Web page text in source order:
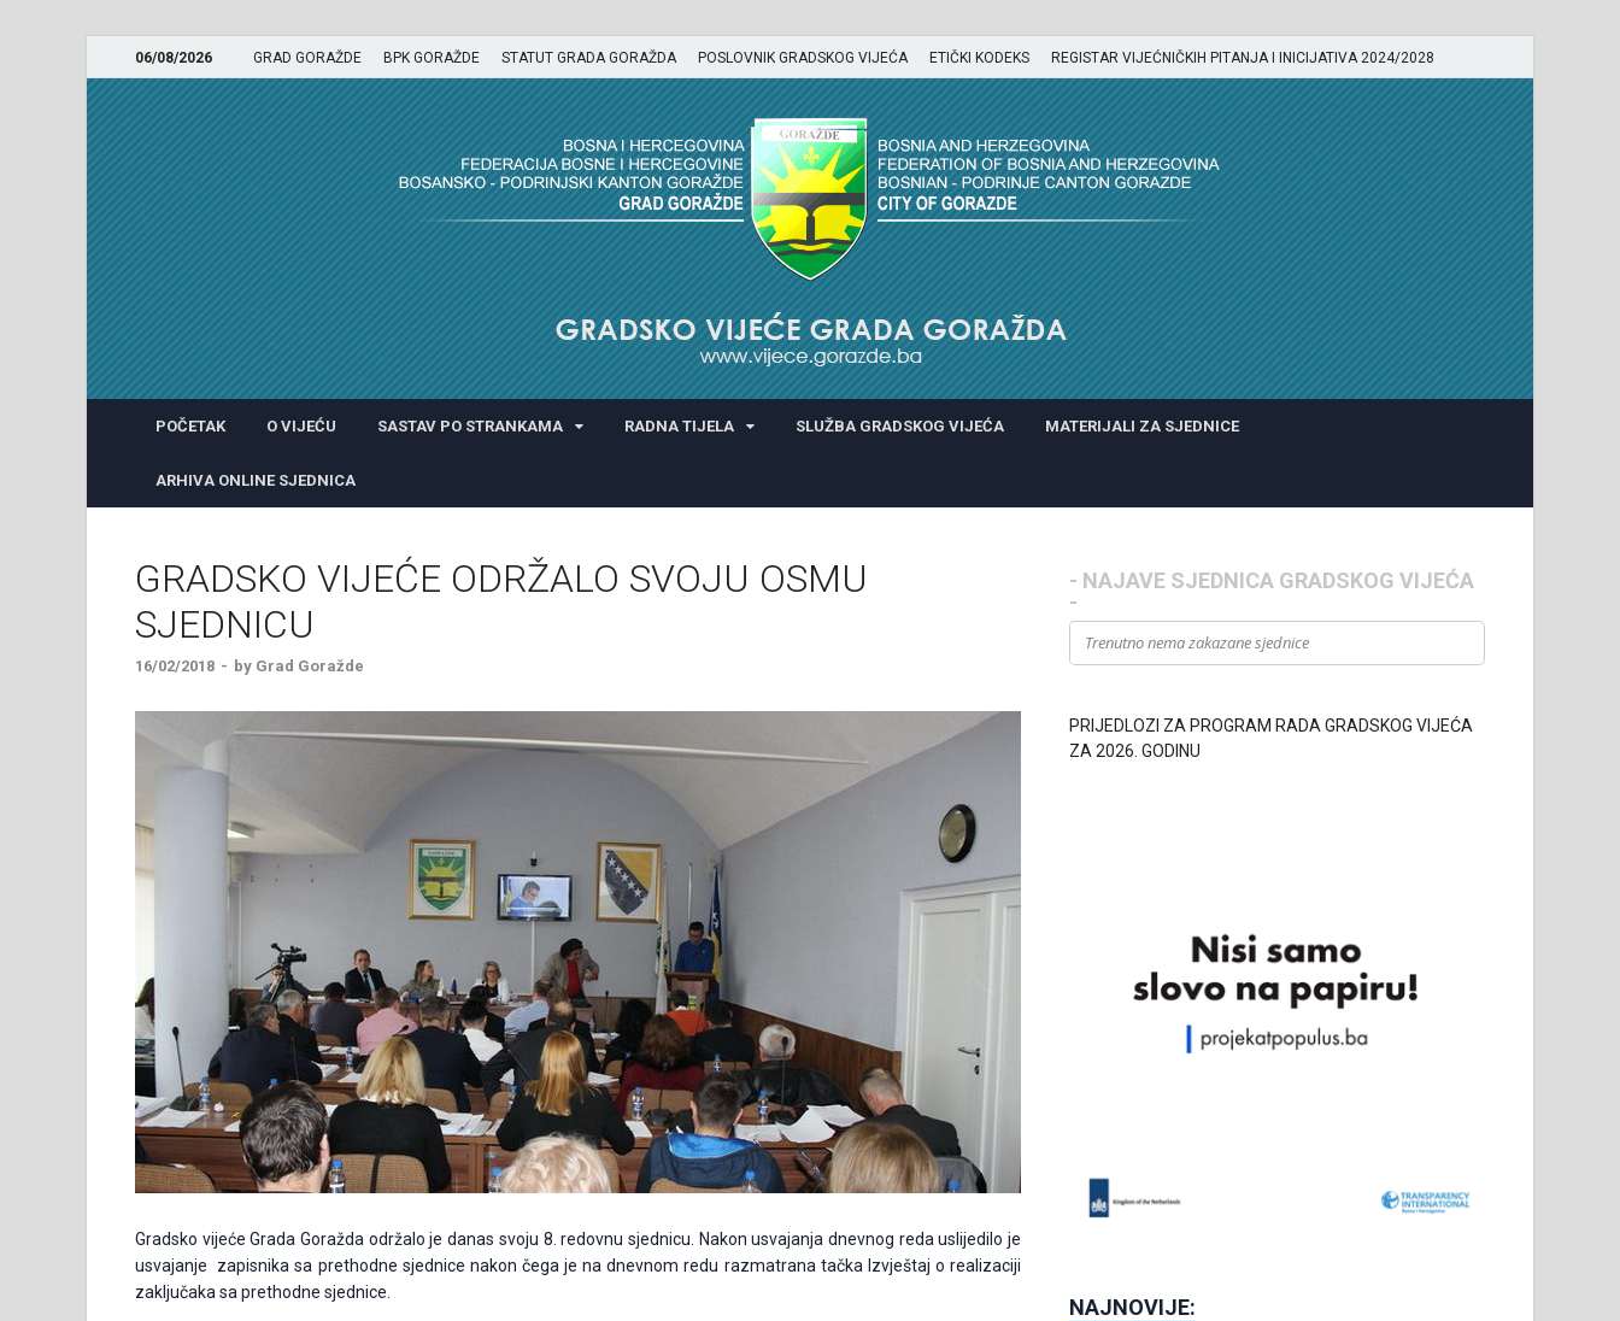
06/08/2026 GRAD GORAŽDE BPK GORAŽDE STATUT GRADA GORAŽDA POSLOVNIK GRADSKOG VIJEĆA ETIČKI KODEKS REGISTAR VIJEĆNIČKIH PITANJA I INICIJATIVA 2024/2028
GRADSKO VIJEĆE GRADA GORAŽDA
POČETAK O VIJEĆU SASTAV PO STRANKAMA RADNA TIJELA SLUŽBA GRADSKOG VIJEĆA MATERIJALI ZA SJEDNICE
ARHIVA ONLINE SJEDNICA
GRADSKO VIJEĆE ODRŽALO SVOJU OSMU
SJEDNICU
16/02/2018 - by Grad Goražde
Gradsko vijeće Grada Goražda održalo je danas svoju 8. redovnu sjednicu. Nakon usvajanja dnevnog reda uslijedilo je
usvajanje zapisnika sa prethodne sjednice nakon čega je na dnevnom redu razmatrana tačka Izvještaj o realizaciji
zaključaka sa prethodne sjednice.
- NAJAVE SJEDNICA GRADSKOG VIJEĆA
-
Trenutno nema zakazane sjednice
PRIJEDLOZI ZA PROGRAM RADA GRADSKOG VIJEĆA
ZA 2026. GODINU
NAJNOVIJE: